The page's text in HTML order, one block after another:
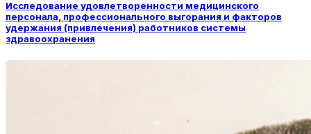
Исследование удовлетворенности медицинского
персонала, профессионального выгорания и факторов
удержания (привлечения) работников системы
здравоохранения